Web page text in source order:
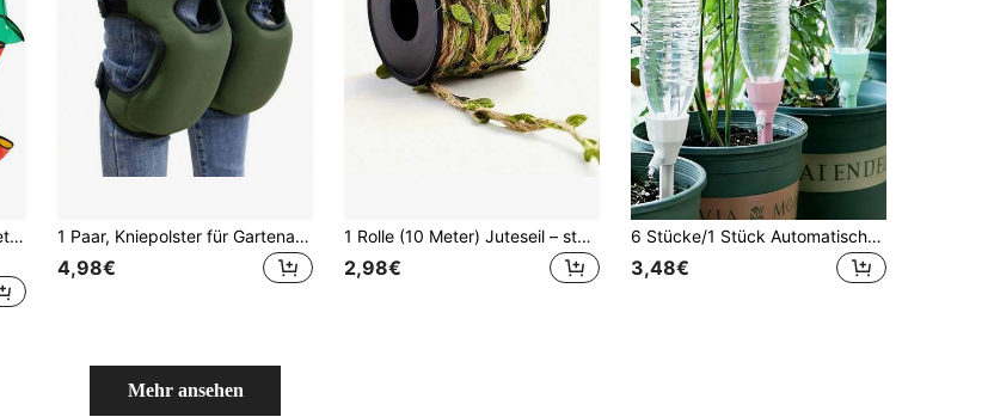
4 Stücke Gartenwerkzeug-Set (inklusive Schaufel, Rechen, Handschaufel, Umtopfmatte), Heimgartenwerkzeuge zum Pflanzen von Blumen, Gemüse, Sukkulenten, Topfpflanzen, Blumenbeeten, Terrasse, Blumentöpfen und Behältern
1 Paar, Kniepolster für Gartenarbeit - Bequemes und kratzfestes Kniepolster für Outdoor-Gartenarbeit
4,98€
1 Rolle (10 Meter) Juteseil – stark, langanhaltend und verschleißfest, mit natürlichem grünem Blattmuster und vintage, rustikalem Stil. Aus Jute-Faser hergestellt, perfekt für Hochzeiten, Schlafzimmer, Gärten und Partydekorationen. Ein unverzichtbares Feiertags-Accessoire.
2,98€
6 Stücke/1 Stück Automatischer Bewässerungsständer, Automatisches Bewässerungsgerät für Blumentöpfe, Automatischer Bewässerer für Innen- und Außengärten, Automatische Tropfbewässerungsanlage für Topfpflanzen und Blumen/Garten/Urlaubsbedarf/Gartendekoration Außen
3,48€
Mehr ansehen